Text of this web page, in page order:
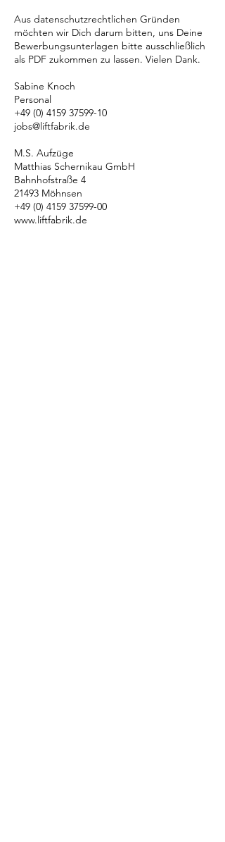
Aus datenschutzrechtlichen Gründen
möchten wir Dich darum bitten, uns Deine
Bewerbungsunterlagen bitte ausschließlich
als PDF zukommen zu lassen. Vielen Dank.
Sabine Knoch
Personal
+49 (0) 4159 37599-10
jobs@liftfabrik.de
M.S. Aufzüge
Matthias Schernikau GmbH
Bahnhofstraße 4
21493 Möhnsen
+49 (0) 4159 37599-00
www.liftfabrik.de